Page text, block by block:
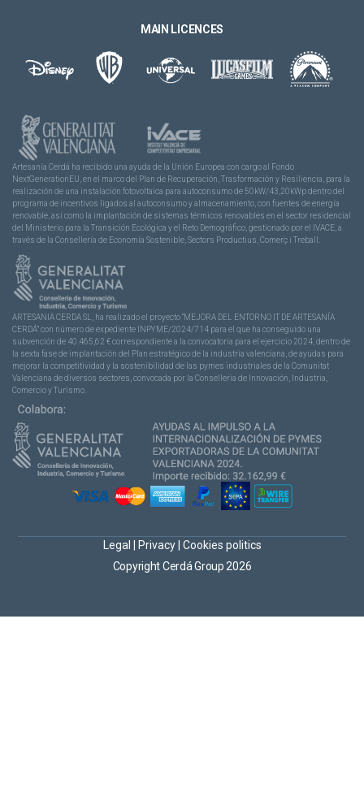
MAIN LICENCES
Artesanía Cerdá ha recibido una ayuda de la Unión Europea con cargo al Fondo
NextGenerationEU, en el marco del Plan de Recuperación, Trasformación y Resiliencia, para la
realización de una instalación fotovoltaica para autoconsumo de 50kW/43,20kWp dentro del
programa de incentivos ligados al autoconsumo y almacenamiento, con fuentes de energía
renovable, así como la implantación de sistemas térmicos renovables en el sector residencial
del Ministerio para la Transición Ecológica y el Reto Demográfico, gestionado por el IVACE, a
través de la Consellería de Economía Sostenible, Sectors Productius, Comerç i Treball.
ARTESANIA CERDA SL, ha realizado el proyecto “MEJORA DEL ENTORNO IT DE ARTESANÍA
CERDÁ” con número de expediente INPYME/2024/714 para el que ha conseguido una
subvención de 40.465,62 € correspondiente a la convocatoria para el ejercicio 2024, dentro de
la sexta fase de implantación del Plan estratégico de la industria valenciana, de ayudas para
mejorar la competitividad y la sostenibilidad de las pymes industriales de la Comunitat
Valenciana de diversos sectores, convocada por la Conselleria de Innovación, Industria,
Comercio y Turismo.
Copyright Cerdá Group 2026
Legal Privacy Cookies politics